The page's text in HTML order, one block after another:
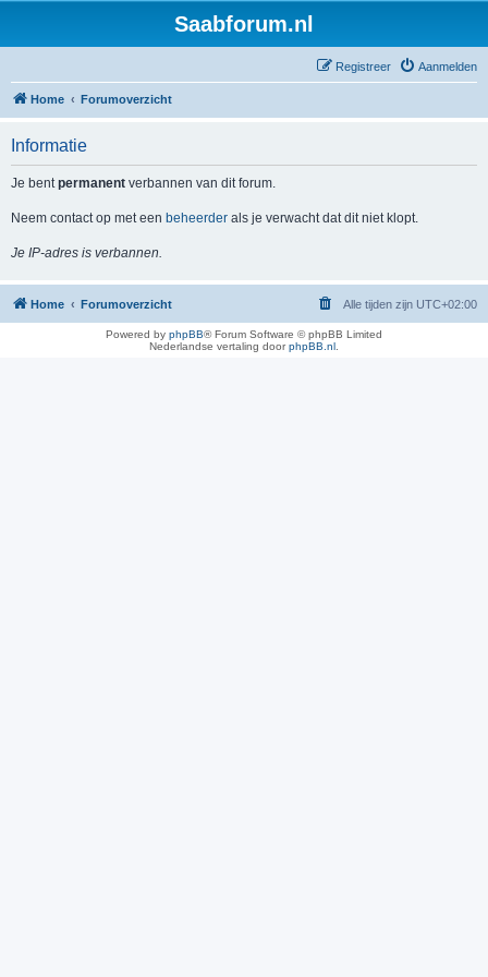
Saabforum.nl
Aanmelden
Registreer
Home Forumoverzicht
Informatie
Je bentpermanent verbannen van dit forum.
Neem contact op met een beheerder als je verwacht dat dit niet klopt.
Je IP-adres is verbannen.
Home Forumoverzicht Alle tijden zijn UTC+02:00
Powered by phpBB® Forum Software © phpBB Limited
Nederlandse vertaling doorphpBB.nl